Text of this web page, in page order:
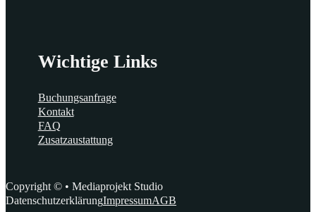
Wichtige Links
Buchungsanfrage
Kontakt
FAQ
Zusatzaustattung
Copyright © • Mediaprojekt Studio
DatenschutzerklärungImpressumAGB